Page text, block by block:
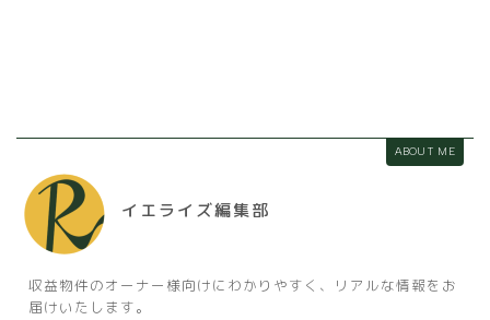
ABOUT ME
イエライズ編集部
収益物件のオーナー様向けにわかりやすく、リアルな情報をお
届けいたします。